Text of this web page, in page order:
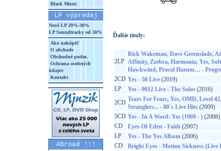
Black Music
LP výpredaj
Nové LP 20%-30%
LP Soundtracky od 30%
Ako nakúpiť
O obchode
Obchodné podm.
Ochrana osobných
údajov
Kontakt
Abroad !!!
Ďalšie tituly:
2LP
Rick Wakeman, Dave Greenslade,
Affinity, Zzebra, Harmonia, Yes,
Hawkwind, Procol Harum… -
2CD Yes - 50 Live(2019)
LP
Yes - 9012 Live - The Solos(2016)
2CD Tears For Fears, Yes, OMD, Level
Stranglers... - 80`s Live Hits(2009)
5CD Yes - In A Word: Yes (1969 - )(2008)
CD
Eyes Of Eden - Faith(2007)
LP
Yes - The Yes Album(2006)
CD
Bright Eyes - Motion Sickness (Live